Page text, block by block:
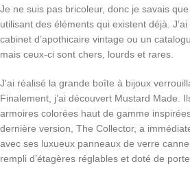
Je ne suis pas bricoleur, donc je savais
utilisant des éléments qui existent déjà. J’ai
cabinet d’apothicaire vintage ou un
mais ceux-ci sont chers, lourds et rares.
J'ai réalisé la grande boîte à bijoux
Finalement, j’ai découvert Mustard Made.
armoires colorées haut de gamme
dernière version, The Collector, a
avec ses luxueux panneaux de verre
rempli d’étagères réglables et doté de